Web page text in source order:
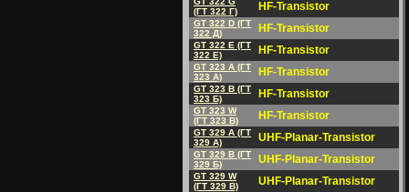
(ГT 322 Г)
HF-Transistor
GT 322 D (ГT
322 Д)
HF-Transistor
GT 322 E (ГT
322 E)
HF-Transistor
GT 323 A (ГT
323 A)
HF-Transistor
GT 323 B (ГT
323 Б)
HF-Transistor
GT 323 W
(ГT 323 B)
HF-Transistor
GT 329 A (ГT
329 A)
UHF-Planar-Transistor
GT 329 B (ГT
329 Б)
UHF-Planar-Transistor
GT 329 W
(ГT 329 B)
UHF-Planar-Transistor